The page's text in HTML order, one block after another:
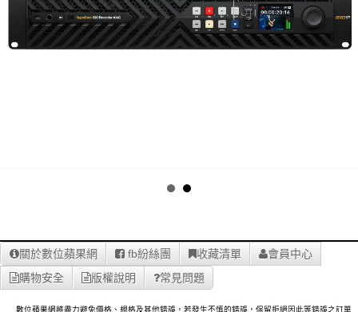
關於數位蘋果網 fb紛絲團 收藏清單
會員中心
購物安全
版權說明 常見問題
數位蘋果網將盡力避免價格、規格及其他錯誤，若發生不慎的錯誤，保留拒絕因此等錯誤之訂單